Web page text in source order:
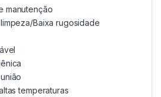
manutenção
Baixa rugosidade
temperaturas